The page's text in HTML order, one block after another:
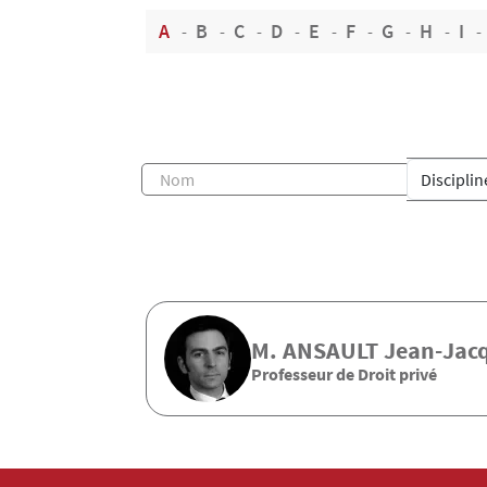
A B C D E F G H I
M. ANSAULTJean-
Professeur de Droit privé